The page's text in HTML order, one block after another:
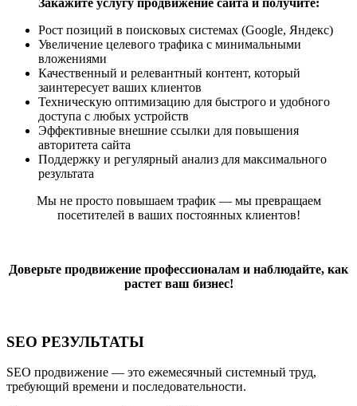
Закажите услугу продвижение сайта и получите:
Рост позиций в поисковых системах (Google, Яндекс)
Увеличение целевого трафика с минимальными
вложениями
Качественный и релевантный контент, который
заинтересует ваших клиентов
Техническую оптимизацию для быстрого и удобного
доступа с любых устройств
Эффективные внешние ссылки для повышения
авторитета сайта
Поддержку и регулярный анализ для максимального
результата
Мы не просто повышаем трафик — мы превращаем
посетителей в ваших постоянных клиентов!
Доверьте продвижение профессионалам и наблюдайте, как
растет ваш бизнес!
SEO РЕЗУЛЬТАТЫ
SEO продвижение — это ежемесячный системный труд,
требующий времени и последовательности.